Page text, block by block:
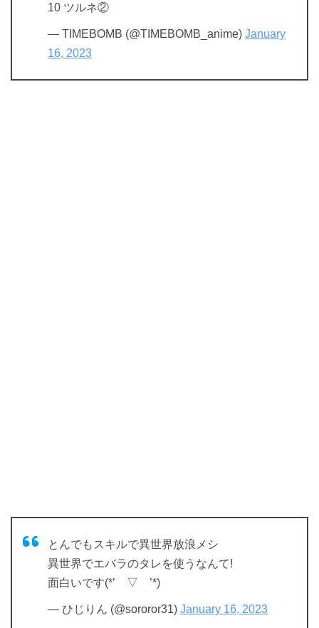
10 ツルネ②
— TIMEBOMB (@TIMEBOMB_anime) January
16, 2023
とんでもスキルで異世界放浪メシ
異世界でエバラのタレを使うなんて!
面白いです(*’ ▽ ’*)
— ひじりん (@sororor31) January 16, 2023